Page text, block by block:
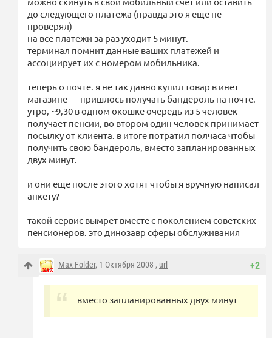
до следующего платежа (правда это я еще не
проверял)
на все платежи за раз уходит 5 минут.
терминал помнит данные ваших платежей и
ассоциирует их с номером мобильника.
теперь о почте. я не так давно купил товар в инет
магазине — пришлось получать бандероль на почте.
утро, ~9,30 в одном окошке очередь из 5 человек
получает пенсии, во втором один человек принимает
посылку от клиента. в итоге потратил полчаса чтобы
получить свою бандероль, вместо запланированных
двух минут.
и они еще после этого хотят чтобы я вручную написал
анкету?
такой сервис вымрет вместе с поколением советских
пенсионеров. это динозавр сферы обслуживания
+2
Max Folder, 1 Октября 2008 , url
вместо запланированных двух минут